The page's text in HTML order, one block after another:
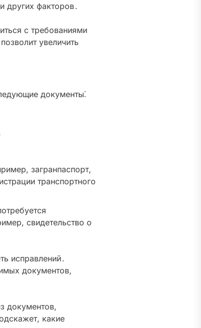
других факторов․
с требованиями
увеличить
документы⁚
загранпаспорт,
транспортного
свидетельство о
исправлений․
документов,
документов,
какие